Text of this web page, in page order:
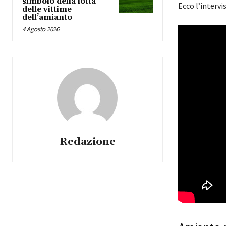
delle vittime
dell’amianto
4 Agosto 2026
Redazione
Ecco